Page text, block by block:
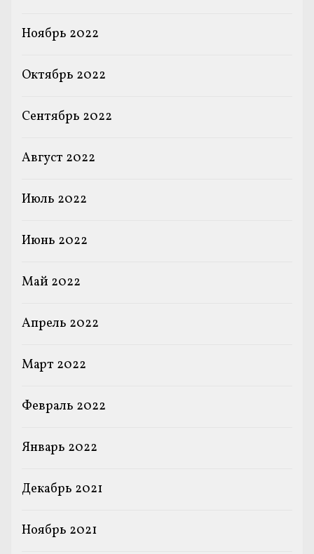
Ноябрь 2022
Октябрь 2022
Сентябрь 2022
Август 2022
Июль 2022
Июнь 2022
Май 2022
Апрель 2022
Март 2022
Февраль 2022
Январь 2022
Декабрь 2021
Ноябрь 2021